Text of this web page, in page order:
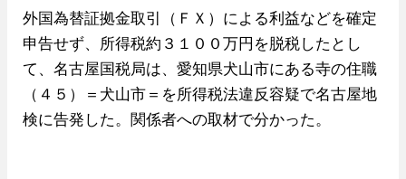
外国為替証拠金取引（ＦＸ）による利益などを確定
申告せず、所得税約３１００万円を脱税したとし
て、名古屋国税局は、愛知県犬山市にある寺の住職
（４５）＝犬山市＝を所得税法違反容疑で名古屋地
検に告発した。関係者への取材で分かった。